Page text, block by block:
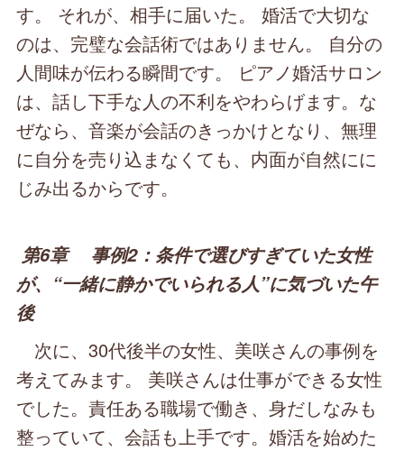
す。 それが、相手に届いた。 婚活で大切な
のは、完璧な会話術ではありません。 自分の
人間味が伝わる瞬間です。 ピアノ婚活サロン
は、話し下手な人の不利をやわらげます。な
ぜなら、音楽が会話のきっかけとなり、無理
に自分を売り込まなくても、内面が自然にに
じみ出るからです。
第6章 事例2：条件で選びすぎていた女性
が、“一緒に静かでいられる人”に気づいた午
後
次に、30代後半の女性、美咲さんの事例を
考えてみます。 美咲さんは仕事ができる女性
でした。責任ある職場で働き、身だしなみも
整っていて、会話も上手です。婚活を始めた